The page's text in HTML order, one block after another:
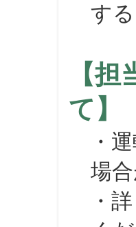
す
【
て】
・運
場
・詳